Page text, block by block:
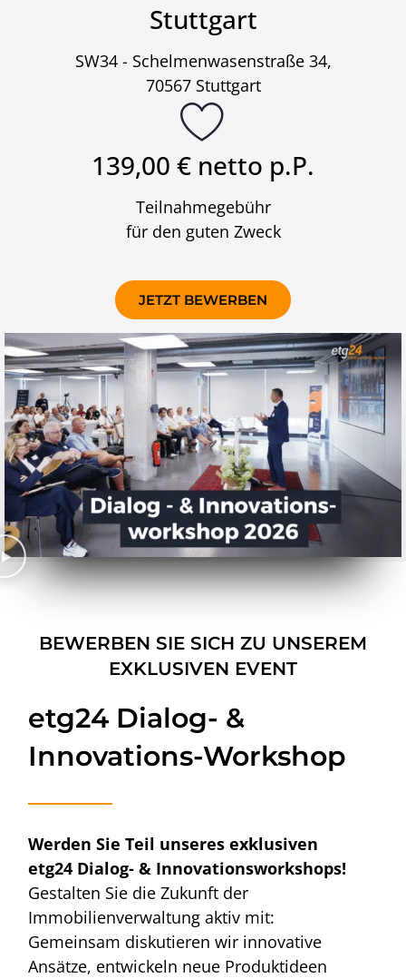
Stuttgart
SW34 - Schelmenwasenstraße 34,
70567 Stuttgart
139,00 € netto p.P.
Teilnahmegebühr
für den guten Zweck
JETZT BEWERBEN
BEWERBEN SIE SICH ZU UNSEREM
EXKLUSIVEN EVENT
etg24 Dialog- &
Innovations-Workshop
Werden Sie Teil unseres exklusiven
etg24 Dialog- & Innovationsworkshops!
Gestalten Sie die Zukunft der
Immobilienverwaltung aktiv mit:
Gemeinsam diskutieren wir innovative
Ansätze, entwickeln neue Produktideen